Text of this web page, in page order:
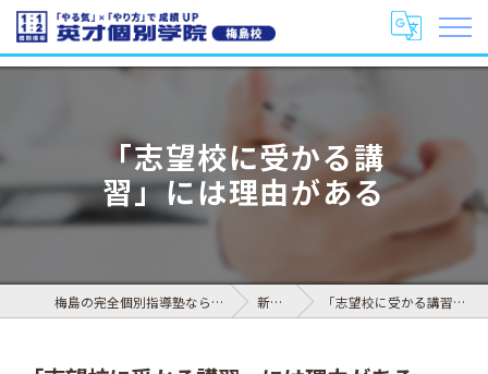
「志望校に受かる講
習」には理由がある
梅島の完全個別指導塾なら英才個別学院 梅島校 新着情報 「志望校に受かる講習」には理由がある